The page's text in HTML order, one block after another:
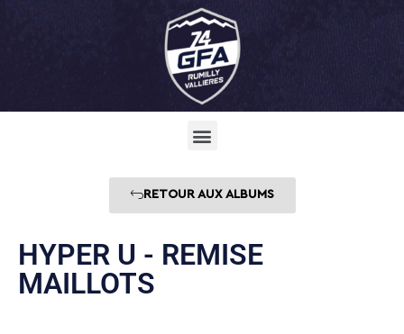
RETOUR AUX ALBUMS
HYPER U - REMISE
MAILLOTS